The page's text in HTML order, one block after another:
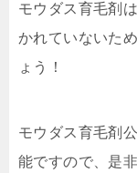
モウダス育毛剤
かれていないた
ょう！
モウダス育毛剤
能ですので、是